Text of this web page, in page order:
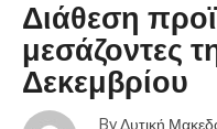
Διάθεση
μεσάζοντες
Δεκεμβρίου
By Δυτική